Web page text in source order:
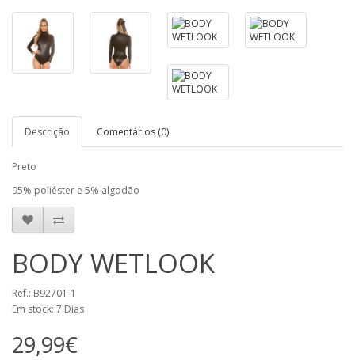
Descrição Comentários (0)
Preto
95% poliéster e 5% algodão
BODY WETLOOK
Ref.: B92701-1
Em stock: 7 Dias
29,99€